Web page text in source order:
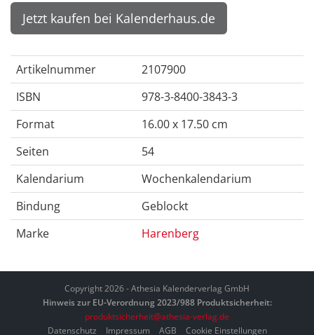
Jetzt kaufen bei Kalenderhaus.de
Artikelnummer
2107900
ISBN
978-3-8400-3843-3
Format
16.00 x 17.50 cm
Seiten
54
Kalendarium
Wochenkalendarium
Bindung
Geblockt
Marke
Harenberg
Copyright 2026 - Athesia Kalenderverlag GmbH
Hinweis zur EU-Verordnung 2023/988 Produktsicherheit:
produktsicherheit@athesia-verlag.de
Datenschutz
Impressum AGB Cookie Einstellungen